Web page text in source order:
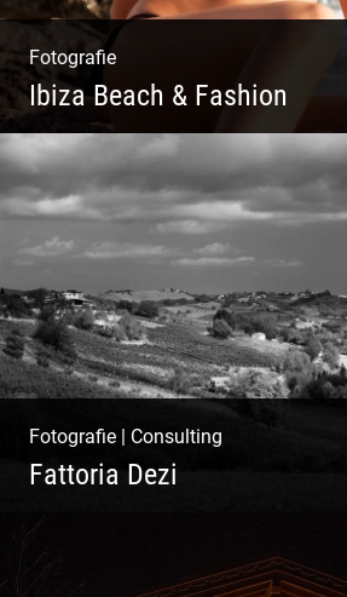
Fotografie
Ibiza Beach & Fashion
Ibiza Beach & Fashion
Fotografie Consulting
Fattoria Dezi
Übersetzung & Medien |